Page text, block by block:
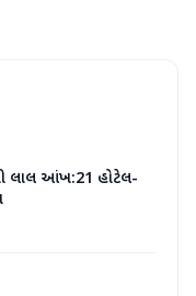
લાલ આંખ:21 હોટેલ-